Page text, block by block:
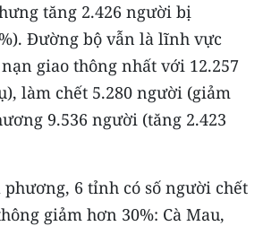
tăng 2.426 người bị
Đường bộ vẫn là lĩnh vực
giao thông nhất với 12.257
làm chết 5.280 người (giảm
9.536 người (tăng 2.423
phương, 6 tỉnh có số người chết
giảm hơn 30%: Cà Mau,